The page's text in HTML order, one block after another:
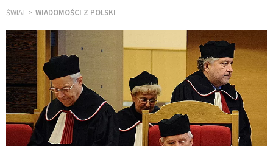
ŚWIAT WIADOMOŚCI Z POLSKI